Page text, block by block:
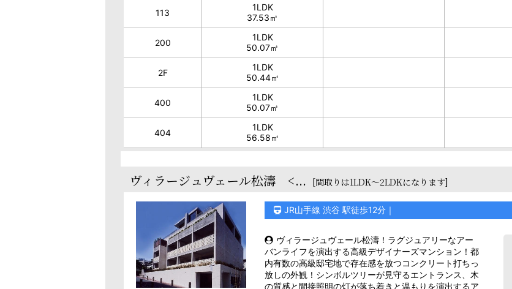
113
1LDK
37.53㎡
200
1LDK
50.07㎡
2F
1LDK
50.44㎡
400
1LDK
50.07㎡
404
1LDK
56.58㎡
ヴィラージュヴェール松濤 <... [間取りは1LDK～2LDKになります]
JR山手線 渋谷 駅徒歩12分｜
ヴィラージュヴェール松濤！ラグジュアリーなアー
バンライフを演出する高級デザイナーズマンション！都
内有数の高級邸宅地で存在感を放つコンクリート打ちっ
放しの外観！シンボルツリーが見守るエントランス、木
の質感と間接照明の灯が落ち着きと温もりを演出するア